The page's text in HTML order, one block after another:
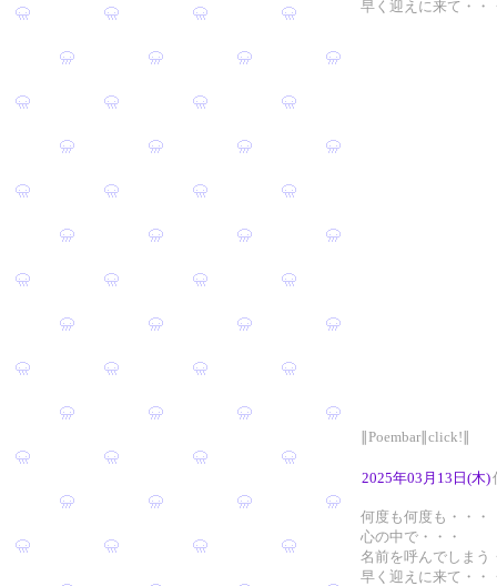
早く迎えに来て・・
∥Poembar∥click!∥
2025年03月13日(木)
何度も何度も・・・
心の中で・・・
名前を呼んでしまう
早く迎えに来て・・